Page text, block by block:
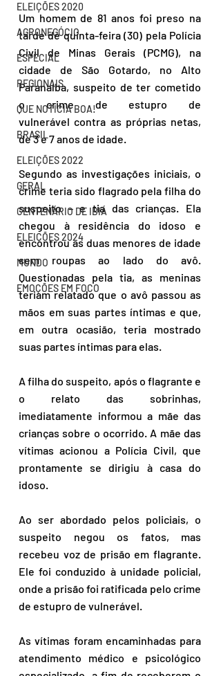
ELEIÇÕES 2020
AGRONEGÓCIO
ESPECIAL
REGIONAIS
QUE NOTÍCIA BOA!
BRASIL
ELEIÇÕES 2022
GERAL
CENTENÁRIO DE IBIÁ
ELEIÇÕES 2024
MUNDO
EMOÇÕES EM FOCO
Um homem de 81 anos foi preso na
tarde de quinta-feira (30) pela Polícia
Civil de Minas Gerais (PCMG), na
cidade de São Gotardo, no Alto
Paranaíba, suspeito de ter cometido
o crime de estupro de
vulnerável contra as próprias netas,
de 3 e 7 anos de idade.
Segundo as investigações iniciais, o
crime teria sido flagrado pela filha do
suspeito – e tia das crianças. Ela
chegou à residência do idoso e
encontrou as duas menores de idade
sem roupas ao lado do avô.
Questionadas pela tia, as meninas
teriam relatado que o avô passou as
mãos em suas partes íntimas e que,
em outra ocasião, teria mostrado
suas partes íntimas para elas.
A filha do suspeito, após o flagrante e
o relato das sobrinhas,
imediatamente informou a mãe das
crianças sobre o ocorrido. A mãe das
vítimas acionou a Polícia Civil, que
prontamente se dirigiu à casa do
idoso.
Ao ser abordado pelos policiais, o
suspeito negou os fatos, mas
recebeu voz de prisão em flagrante.
Ele foi conduzido à unidade policial,
onde a prisão foi ratificada pelo crime
de estupro de vulnerável.
As vítimas foram encaminhadas para
atendimento médico e psicológico